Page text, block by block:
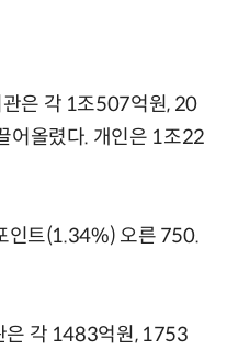
은 각 1조507억원, 20
어올렸다. 개인은 1조22
인트(1.34%) 오른 750.
은 각 1483억원, 1753